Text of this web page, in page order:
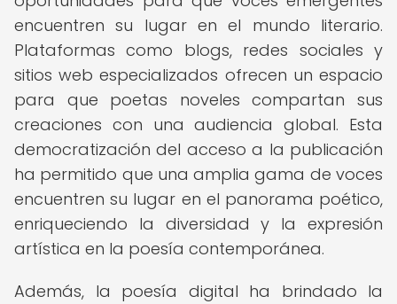
encuentren su lugar en el mundo literario.
Plataformas como blogs, redes sociales y
sitios web especializados ofrecen un espacio
para que poetas noveles compartan sus
creaciones con una audiencia global. Esta
democratización del acceso a la publicación
ha permitido que una amplia gama de voces
encuentren su lugar en el panorama poético,
enriqueciendo la diversidad y la expresión
artística en la poesía contemporánea.
Además, la poesía digital ha brindado la